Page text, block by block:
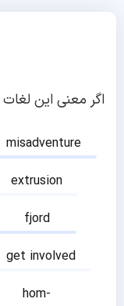
اگر معنی این
misadventure
extrusion
fjord
get involved
hom-